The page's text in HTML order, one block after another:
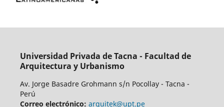
Universidad Privada de Tacna - Facultad de
Arquitectura y Urbanismo
Av. Jorge Basadre Grohmann s/n Pocollay - Tacna -
Perú
Correo electrónico: arquitek@upt.pe